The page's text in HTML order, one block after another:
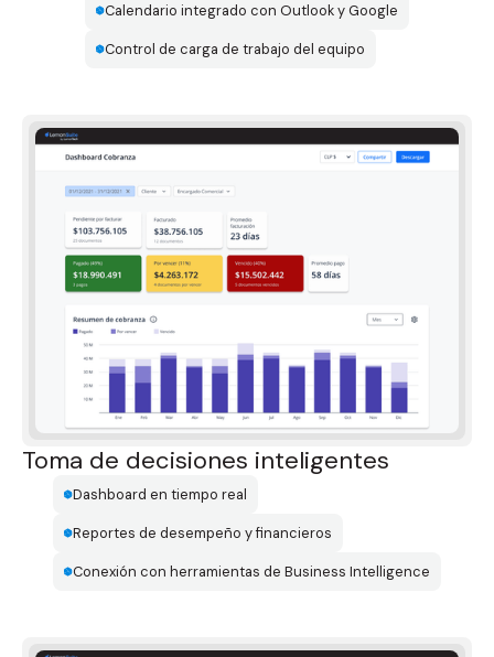
Calendario integrado con Outlook y Google
Control de carga de trabajo del equipo
Toma de decisiones inteligentes
Dashboard en tiempo real
Reportes de desempeño y financieros
Conexión con herramientas de Business Intelligence